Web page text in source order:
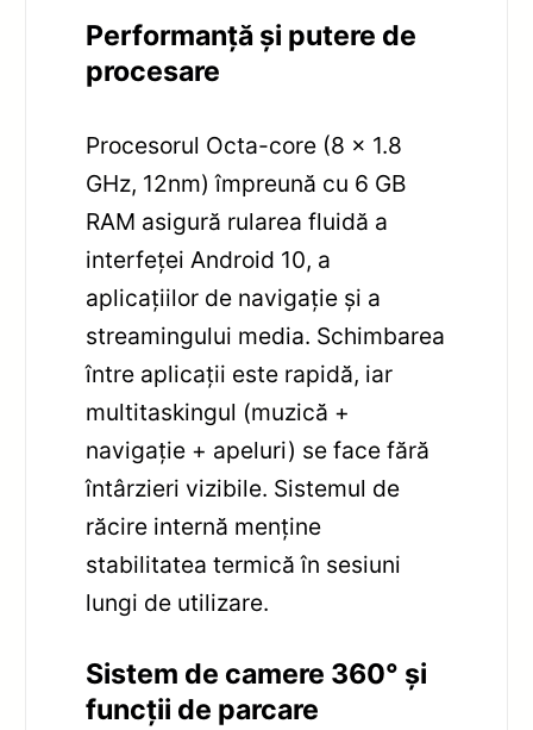
Performanță și putere de
procesare
Procesorul Octa-core (8 x 1.8
GHz, 12nm) împreună cu 6 GB
RAM asigură rularea fluidă a
interfeței Android 10, a
aplicațiilor de navigație și a
streamingului media. Schimbarea
între aplicații este rapidă, iar
multitaskingul (muzică +
navigație + apeluri) se face fără
întârzieri vizibile. Sistemul de
răcire internă menține
stabilitatea termică în sesiuni
lungi de utilizare.
Sistem de camere 360° și
funcții de parcare